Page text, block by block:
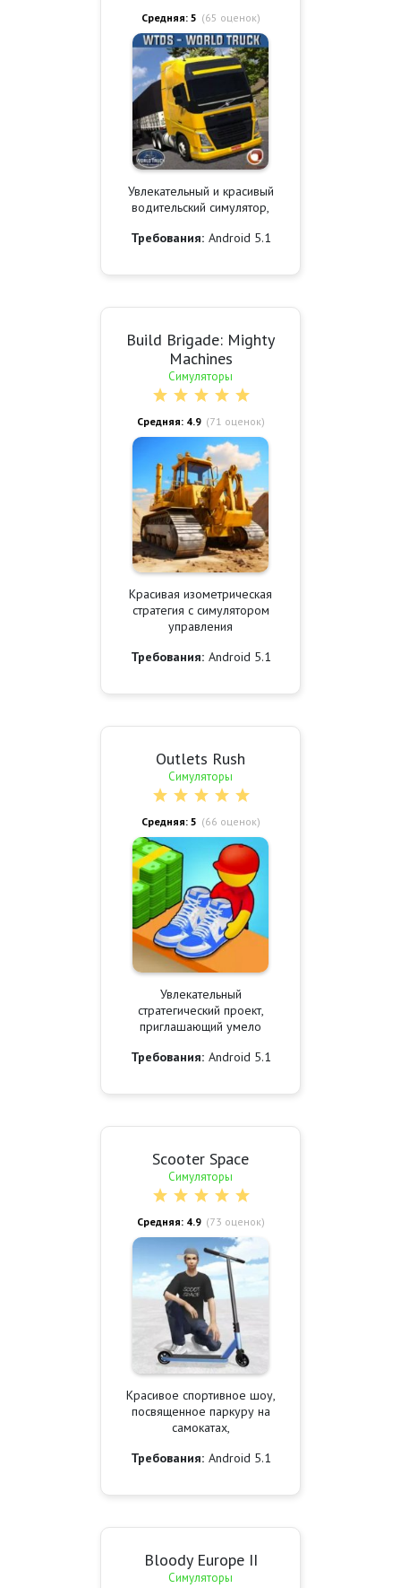
Средняя: 5 (65 оценок)
Увлекательный и красивый
водительский симулятор,
Требования: Android 5.1
Build Brigade: Mighty
Machines
Симуляторы
Средняя: 4.9 (71 оценок)
Красивая изометрическая
стратегия с симулятором
управления
Требования: Android 5.1
Outlets Rush
Симуляторы
Средняя: 5 (66 оценок)
Увлекательный
стратегический проект,
приглашающий умело
Требования: Android 5.1
Scooter Space
Симуляторы
Средняя: 4.9 (73 оценок)
Красивое спортивное шоу,
посвященное паркуру на
самокатах,
Требования: Android 5.1
Bloody Europe II
Симуляторы